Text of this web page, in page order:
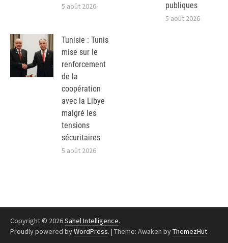
5 août 2026
publiques
5 août 2026
Tunisie : Tunis
mise sur le
renforcement
de la
coopération
avec la Libye
malgré les
tensions
sécuritaires
5 août 2026
Copyright © 2026Sahel Intelligence.
Proudly powered byWordPress. | Theme: Awaken byThemezHut.